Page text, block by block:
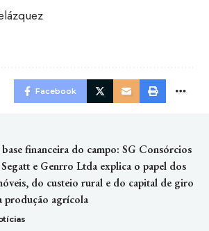
Facebook
financeira do campo: SG Consórcios
e Genrro Ltda explica o papel dos
do custeio rural e do capital de giro
produção agrícola